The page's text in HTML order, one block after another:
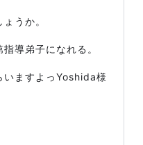
うか。
導弟子になれる。
いますよっYoshida様